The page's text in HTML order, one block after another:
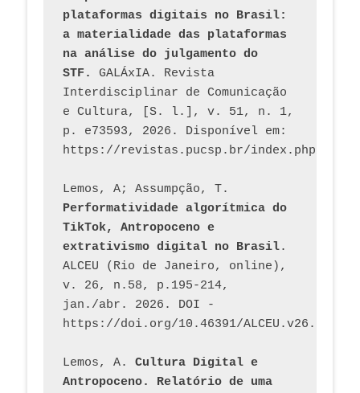
plataformas digitais no Brasil:
a materialidade das plataformas
na análise do julgamento do
STF.
GALÁxIA. Revista
Interdisciplinar de Comunicação
e Cultura, [S. l.], v. 51, n. 1,
p. e73593, 2026. Disponível em:
Performatividade algorítmica do
TikTok, Antropoceno e
extrativismo digital no Brasil.
ALCEU (Rio de Janeiro, online),
v. 26, n.58, p.195-214,
jan./abr. 2026. DOI -
https://doi.org/10.46391/
Lemos, A. Cultura Digital e
Antropoceno. Relatório de uma